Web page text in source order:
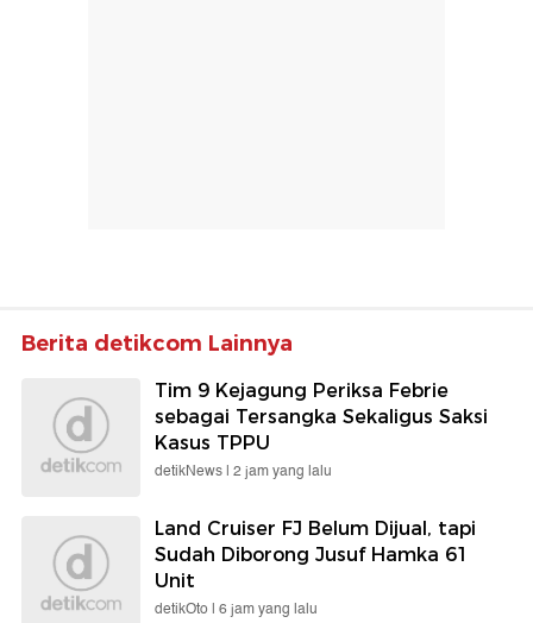
Berita detikcom Lainnya
Tim 9 Kejagung Periksa Febrie
sebagai Tersangka Sekaligus Saksi
Kasus TPPU
detikNews | 2 jam yang lalu
Land Cruiser FJ Belum Dijual, tapi
Sudah Diborong Jusuf Hamka 61
Unit
detikOto | 6 jam yang lalu